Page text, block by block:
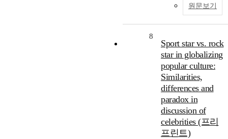
원문보기
8
Sport star vs. rock
star in globalizing
popular culture:
Similarities,
differences and
paradox in
discussion of
celebrities (프리
프린트)